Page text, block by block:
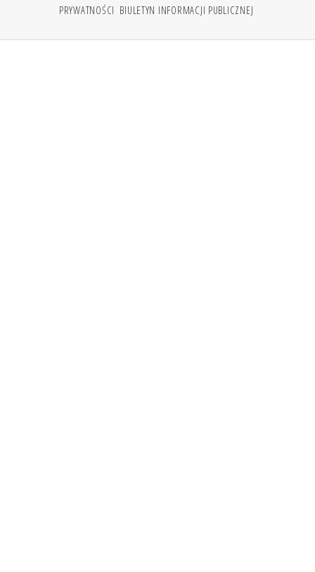
PRYWATNOŚCI BIULETYN INFORMACJI PUBLICZNEJ